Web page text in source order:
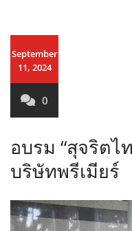
September
11, 2024
0
อบรม “สุจริตไ
บริษัทพรีเมียร์